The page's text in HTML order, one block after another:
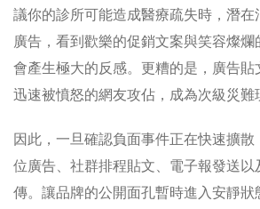
議你的診所可能造成醫療疏失時，潛
廣告，看到歡樂的促銷文案與笑容燦
會產生極大的反感。更糟的是，廣告
迅速被憤怒的網友攻佔，成為次級災難
因此，一旦確認負面事件正在快速擴
位廣告、社群排程貼文、電子報發送
傳。讓品牌的公開面孔暫時進入安靜